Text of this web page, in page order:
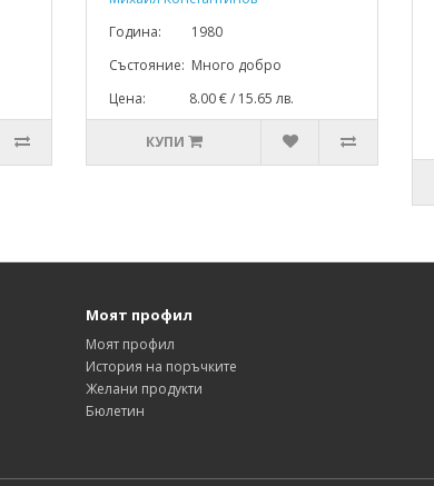
Година: 1980
Състояние: Много добро
Цена: 8.00 € / 15.65 лв.
КУПИ
Моят профил
Моят профил
История на поръчките
Желани продукти
Бюлетин